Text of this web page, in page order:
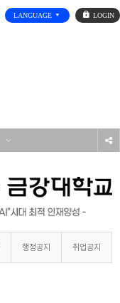
LANGUAGE
로
그
행정공지 취업공지